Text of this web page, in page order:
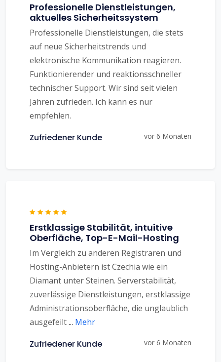
Professionelle Dienstleistungen,
aktuelles Sicherheitssystem
Professionelle Dienstleistungen, die stets
auf neue Sicherheitstrends und
elektronische Kommunikation reagieren.
Funktionierender und reaktionsschneller
technischer Support. Wir sind seit vielen
Jahren zufrieden. Ich kann es nur
empfehlen.
Zufriedener Kunde vor 6 Monaten
Erstklassige Stabilität, intuitive
Oberfläche, Top-E-Mail-Hosting
Im Vergleich zu anderen Registraren und
Hosting-Anbietern ist Czechia wie ein
Diamant unter Steinen. Serverstabilität,
zuverlässige Dienstleistungen, erstklassige
Administrationsoberfläche, die unglaublich
ausgefeilt... Mehr
Zufriedener Kunde vor 6 Monaten